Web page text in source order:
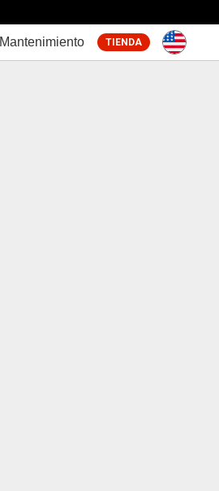
Mantenimiento TIENDA